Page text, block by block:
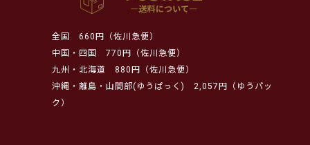
全国
660円（佐川急便）
中国・四国
770円（佐川急便）
九州・北海道
880円（佐川急便）
沖縄・離島・山間部(ゆうぱっく)
2,057円（ゆうパッ
ク）